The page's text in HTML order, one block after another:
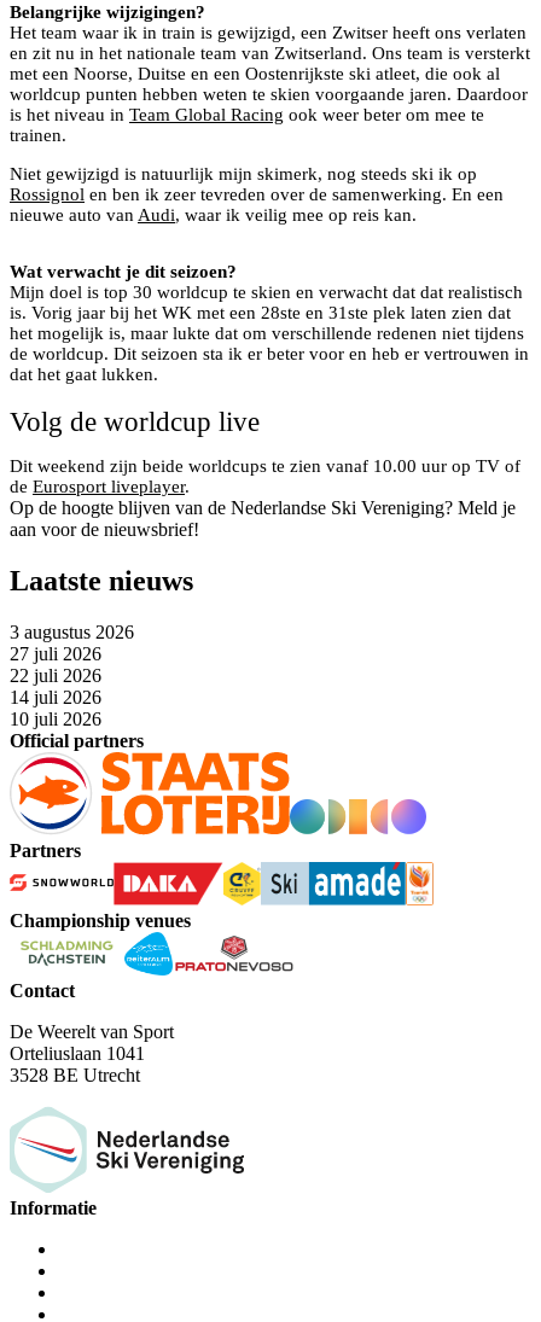
Belangrijke wijzigingen?
Het team waar ik in train is gewijzigd, een Zwitser heeft ons verlaten
en zit nu in het nationale team van Zwitserland. Ons team is versterkt
met een Noorse, Duitse en een Oostenrijkste ski atleet, die ook al
worldcup punten hebben weten te skien voorgaande jaren. Daardoor
is het niveau in Team Global Racing ook weer beter om mee te
trainen.
Niet gewijzigd is natuurlijk mijn skimerk, nog steeds ski ik op
Rossignol en ben ik zeer tevreden over de samenwerking. En een
nieuwe auto van Audi, waar ik veilig mee op reis kan.
Maarten Meiners samen met internationale Rossignol
Wat verwacht je dit seizoen?
Mijn doel is top 30 worldcup te skien en verwacht dat dat realistisch
is. Vorig jaar bij het WK met een 28ste en 31ste plek laten zien dat
het mogelijk is, maar lukte dat om verschillende redenen niet tijdens
de worldcup. Dit seizoen sta ik er beter voor en heb er vertrouwen in
dat het gaat lukken.
Volg de worldcup live
Dit weekend zijn beide worldcups te zien vanaf 10.00 uur op TV of
de Eurosport liveplayer.
Op de hoogte blijven van de Nederlandse Ski Vereniging? Meld je
aan voor de nieuwsbrief!
Laatste nieuws
3 augustus 2026
27 juli 2026
22 juli 2026
14 juli 2026
10 juli 2026
Official partners
Partners
Championship venues
Contact
De Weerelt van Sport
Orteliuslaan 1041
3528 BE Utrecht
Informatie